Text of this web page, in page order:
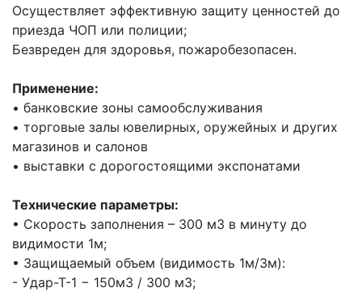
Осуществляет эффективную защиту ценностей до
приезда ЧОП или полиции;
Безвреден для здоровья, пожаробезопасен.
Применение:
• банковские зоны самообслуживания
• торговые залы ювелирных, оружейных и других
магазинов и салонов
• выставки с дорогостоящими экспонатами
Технические параметры:
• Скорость заполнения – 300 м3 в минуту до
видимости 1м;
• Защищаемый объем (видимость 1м/3м):
- Удар-Т-1 − 150м3 / 300 м3;